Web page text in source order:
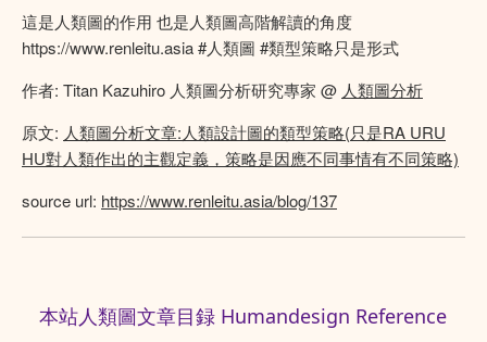
這是人類圖的作用 也是人類圖高階解讀的角度
https://www.renleitu.asia #人類圖 #類型策略只是形式
作者: Titan Kazuhiro 人類圖分析研究專家 @ 人類圖分析
原文: 人類圖分析文章:人類設計圖的類型策略(只是RA URU
HU對人類作出的主觀定義，策略是因應不同事情有不同策略)
source url: https://www.renleitu.asia/blog/137
本站人類圖文章目録 Humandesign Reference